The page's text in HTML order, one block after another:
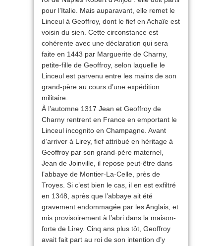
pour l’Italie. Mais auparavant, elle remet le
Linceul à Geoffroy, dont le fief en Achaïe est
voisin du sien. Cette circonstance est
cohérente avec une déclaration qui sera
faite en 1443 par Marguerite de Charny,
petite-fille de Geoffroy, selon laquelle le
Linceul est parvenu entre les mains de son
grand-père au cours d’une expédition
militaire.
À l’automne 1317 Jean et Geoffroy de
Charny rentrent en France en emportant le
Linceul incognito en Champagne. Avant
d’arriver à Lirey, fief attribué en héritage à
Geoffroy par son grand-père maternel,
Jean de Joinville, il repose peut-être dans
l’abbaye de Montier-La-Celle, près de
Troyes. Si c’est bien le cas, il en est exfiltré
en 1348, après que l’abbaye ait été
gravement endommagée par les Anglais, et
mis provisoirement à l’abri dans la maison-
forte de Lirey. Cinq ans plus tôt, Geoffroy
avait fait part au roi de son intention d’y